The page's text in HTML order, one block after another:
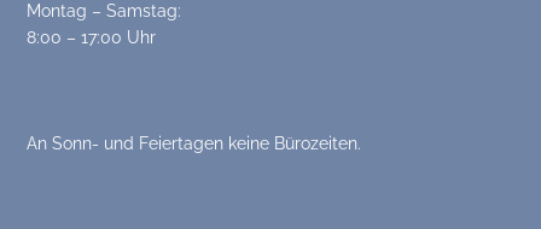
Montag – Samstag:
8:00 – 17:00 Uhr
An Sonn- und Feiertagen keine Bürozeiten.